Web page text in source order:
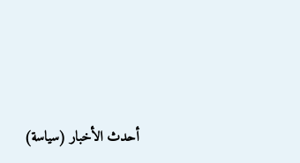
أحدث الأخبار (سياسة)